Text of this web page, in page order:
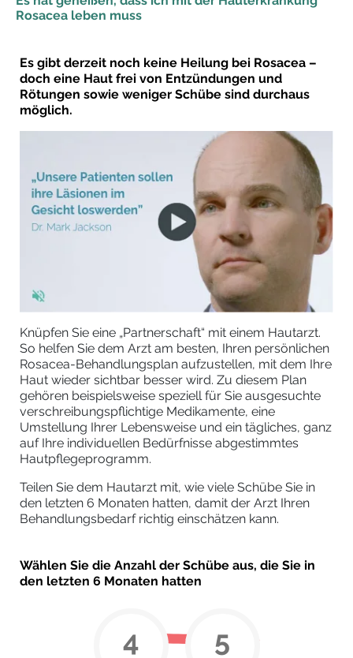
Rosacea leben muss
Es gibt derzeit noch keine Heilung bei Rosacea –
doch eine Haut frei von Entzündungen und
Rötungen sowie weniger Schübe sind durchaus
möglich.
Knüpfen Sie eine „Partnerschaft“ mit einem Hautarzt.
So helfen Sie dem Arzt am besten, Ihren persönlichen
Rosacea-Behandlungsplan aufzustellen, mit dem Ihre
Haut wieder sichtbar besser wird. Zu diesem Plan
gehören beispielsweise speziell für Sie ausgesuchte
verschreibungspflichtige Medikamente, eine
Umstellung Ihrer Lebensweise und ein tägliches, ganz
auf Ihre individuellen Bedürfnisse abgestimmtes
Hautpflegeprogramm.
Teilen Sie dem Hautarzt mit, wie viele Schübe Sie in
den letzten 6 Monaten hatten, damit der Arzt Ihren
Behandlungsbedarf richtig einschätzen kann.
Wählen Sie die Anzahl der Schübe aus, die Sie in
den letzten 6 Monaten hatten
4
5